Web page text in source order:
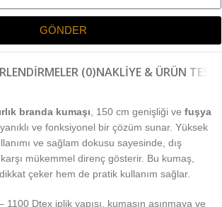
GÖNDER
(0)NAKLIYE & ÜRÜN
branda kumaşı , 150 cm genişliği ve fuşya
ve fonksiyonel bir çözüm sunar. Yüksek
ve sağlam dokusu sayesinde, dış
mükemmel direnç gösterir. Bu kumaş,
çeker hem de pratik kullanım sağlar.
1100 Dtex iplik yapısı, kumaşın aşınmaya ve